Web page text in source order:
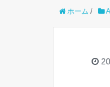
ホーム /